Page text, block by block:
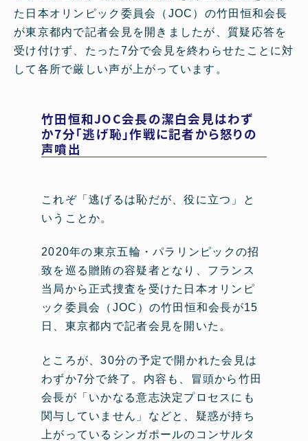
た日本オリンピック委員会（JOC）の竹田恒和会長
が東京都内で記者会見を開きましたが、質疑応答を
受け付けず、たった7分で会見を終わらせたことに対
して各所で厳しい声が上がっています。
竹田恒和JOC会長の潔白会見はわず
か7分「逃げ恥」作戦に記者から怒りの
声噴出
これぞ「逃げるは恥だが、役に立つ」と
いうことか。
2020年の東京五輪・パラリンピックの招
致を巡る贈賄の容疑者となり、フランス
当局から正式捜査を受けた日本オリンピ
ック委員会（JOC）の竹田恒和会長が15
日、東京都内で記者会見を開いた。
ところが、30分の予定で開かれた会見は
わずか7分で終了。内容も、冒頭から竹田
会長が「いかなる意志決定プロセスにも
関与していません」などと、疑惑が持ち
上がっているシンガポールのコンサルタ